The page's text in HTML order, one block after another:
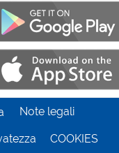
Note legali
COOKIES